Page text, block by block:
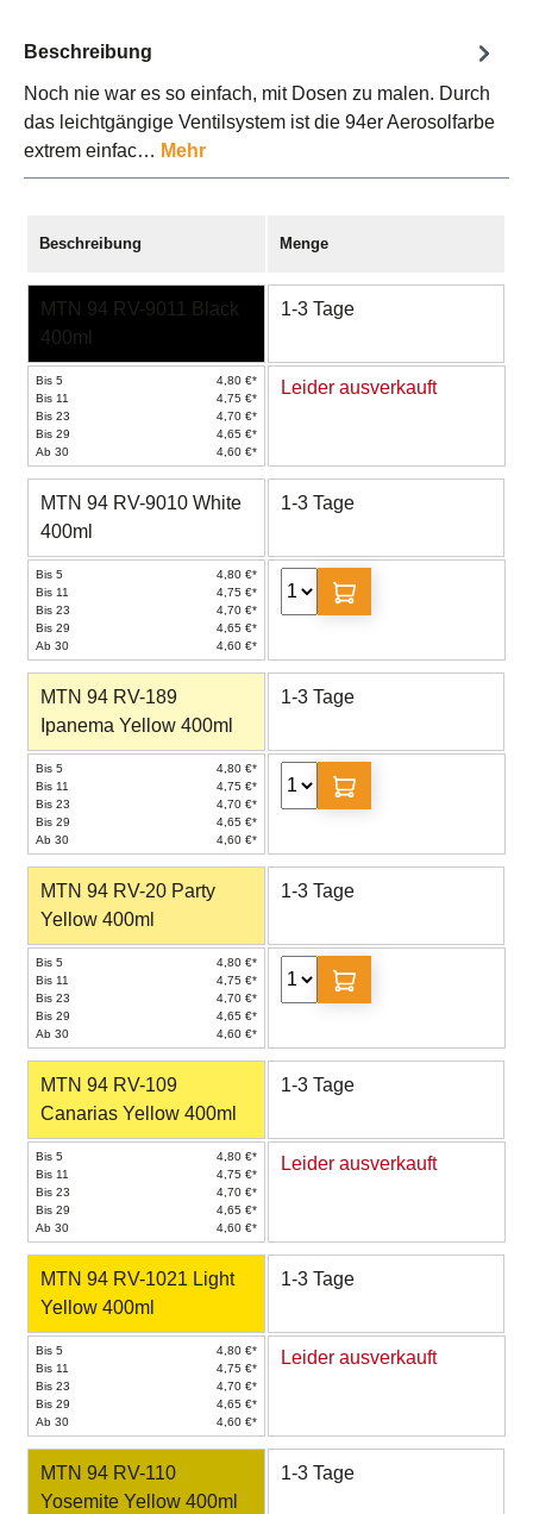
Beschreibung
Noch nie war es so einfach, mit Dosen zu malen. Durch
das leichtgängige Ventilsystem ist die 94er Aerosolfarbe
extrem einfac… Mehr
Beschreibung Menge
MTN 94 RV-9011 Black
400ml
1-3 Tage
Bis 5
4,80 €*
Bis 11
4,75 €*
Bis 23
4,70 €*
Bis 29
4,65 €*
Ab 30
4,60 €*
Leider ausverkauft
MTN 94 RV-9010 White
400ml
1-3 Tage
Bis 5
4,80 €*
Bis 11
4,75 €*
Bis 23
4,70 €*
Bis 29
4,65 €*
Ab 30
4,60 €*
MTN 94 RV-189
Ipanema Yellow 400ml
1-3 Tage
Bis 5
4,80 €*
Bis 11
4,75 €*
Bis 23
4,70 €*
Bis 29
4,65 €*
Ab 30
4,60 €*
MTN 94 RV-20 Party
Yellow 400ml
1-3 Tage
Bis 5
4,80 €*
Bis 11
4,75 €*
Bis 23
4,70 €*
Bis 29
4,65 €*
Ab 30
4,60 €*
MTN 94 RV-109
Canarias Yellow 400ml
1-3 Tage
Bis 5
4,80 €*
Bis 11
4,75 €*
Bis 23
4,70 €*
Bis 29
4,65 €*
Ab 30
4,60 €*
Leider ausverkauft
MTN 94 RV-1021 Light
Yellow 400ml
1-3 Tage
Bis 5
4,80 €*
Bis 11
4,75 €*
Bis 23
4,70 €*
Bis 29
4,65 €*
Ab 30
4,60 €*
Leider ausverkauft
MTN 94 RV-110
Yosemite Yellow 400ml
1-3 Tage